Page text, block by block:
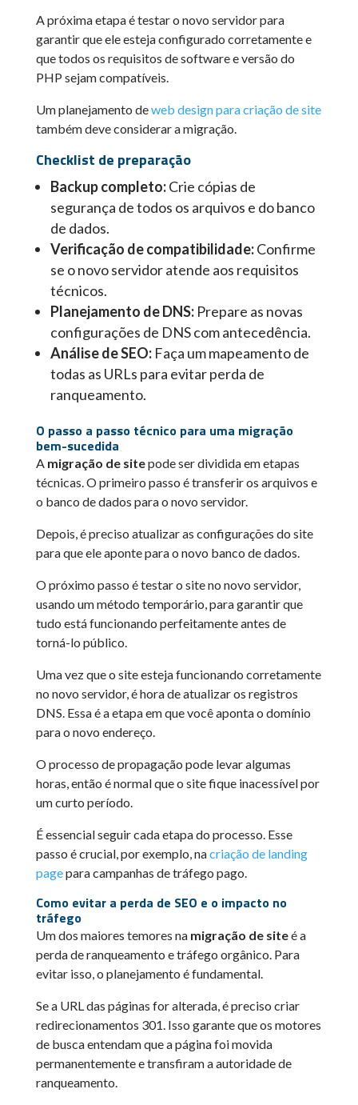
A próxima etapa é testar o novo servidor para
garantir que ele esteja configurado corretamente e
que todos os requisitos de software e versão do
PHP sejam compatíveis.
Um planejamento deweb design para criação de site
também deve considerar a migração.
Checklist de preparação
Backup completo:Crie cópias de
segurança de todos os arquivos e do banco
de dados.
Verificação de compatibilidade:Confirme
se o novo servidor atende aos requisitos
técnicos.
Planejamento de DNS:Prepare as novas
configurações de DNS com antecedência.
Análise de SEO:Faça um mapeamento de
todas as URLs para evitar perda de
ranqueamento.
O passo a passo técnico para uma migração
bem-sucedida
A migração de sitepode ser dividida em etapas
técnicas. O primeiro passo é transferir os arquivos e
o banco de dados para o novo servidor.
Depois, é preciso atualizar as configurações do site
para que ele aponte para o novo banco de dados.
O próximo passo é testar o site no novo servidor,
usando um método temporário, para garantir que
tudo está funcionando perfeitamente antes de
torná-lo público.
Uma vez que o site esteja funcionando corretamente
no novo servidor, é hora de atualizar os registros
DNS. Essa é a etapa em que você aponta o domínio
para o novo endereço.
O processo de propagação pode levar algumas
horas, então é normal que o site fique inacessível por
um curto período.
É essencial seguir cada etapa do processo. Esse
passo é crucial, por exemplo, nacriação de landing
pagepara campanhas de tráfego pago.
Como evitar a perda de SEO e o impacto no
tráfego
Um dos maiores temores na migração de siteé a
perda de ranqueamento e tráfego orgânico. Para
evitar isso, o planejamento é fundamental.
Se a URL das páginas for alterada, é preciso criar
redirecionamentos 301. Isso garante que os motores
de busca entendam que a página foi movida
permanentemente e transfiram a autoridade de
ranqueamento.